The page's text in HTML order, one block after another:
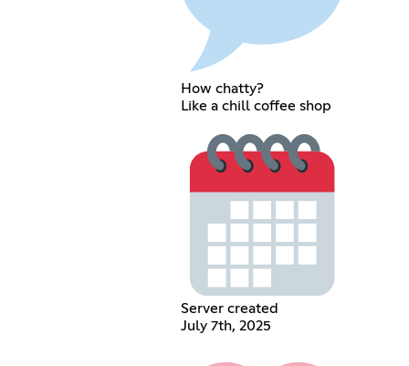
How chatty?
Like a chill coffee shop
Server created
July 7th, 2025